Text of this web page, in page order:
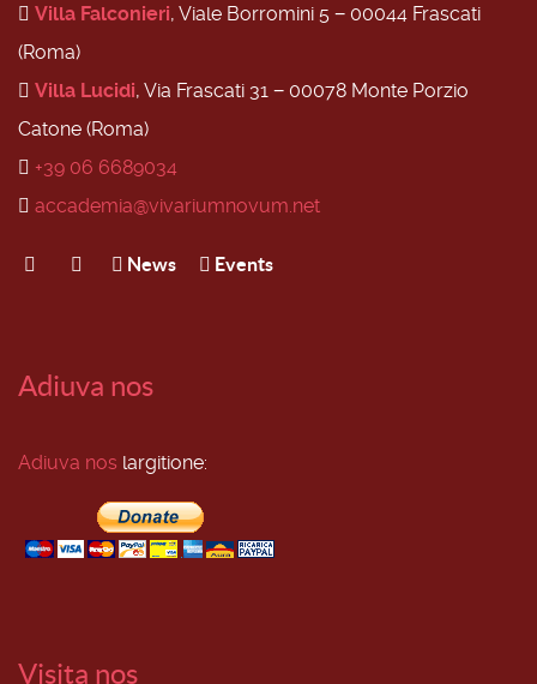
Villa Falconieri, Viale Borromini 5 − 00044 Frascati
(Roma)
Villa Lucidi, Via Frascati 31 − 00078 Monte Porzio
Catone (Roma)
+39 06 6689034
accademia@vivariumnovum.net
News Events
Adiuva nos
Adiuva nos largitione:
Visita nos